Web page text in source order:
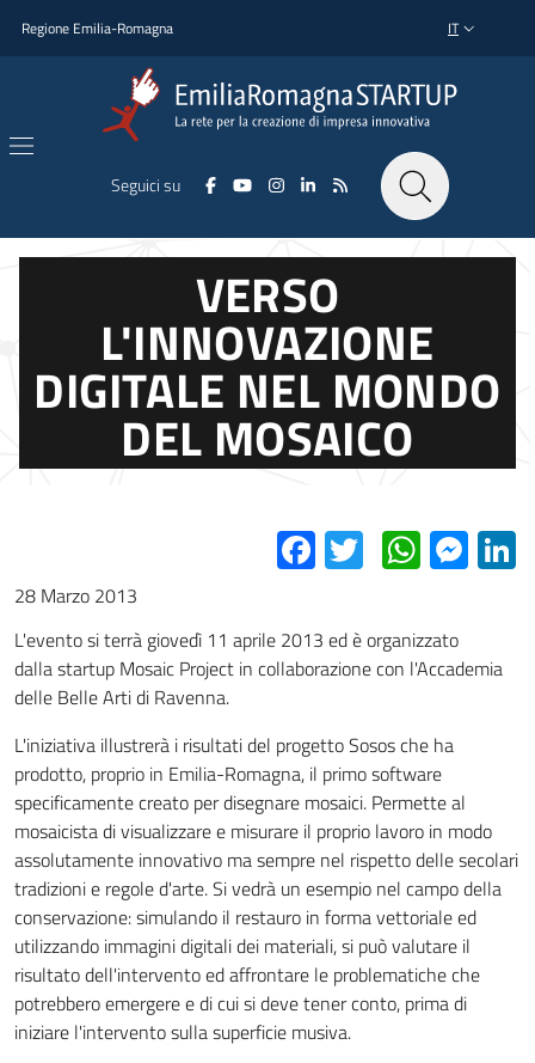
Regione Emilia-Romagna SELETTORE
IT
Seguici su
VERSO
L'INNOVAZIONE
DIGITALE NEL MONDO
DEL MOSAICO
Facebook
Twitter
28 Marzo 2013
L'evento si terrà giovedì 11 aprile 2013 ed è organizzato
dalla startup Mosaic Project in collaborazione con l'Accademia
delle Belle Arti di Ravenna.
L'iniziativa illustrerà i risultati del progetto Sosos che ha
prodotto, proprio in Emilia-Romagna, il primo software
specificamente creato per disegnare mosaici. Permette al
mosaicista di visualizzare e misurare il proprio lavoro in modo
assolutamente innovativo ma sempre nel rispetto delle secolari
tradizioni e regole d'arte. Si vedrà un esempio nel campo della
conservazione: simulando il restauro in forma vettoriale ed
utilizzando immagini digitali dei materiali, si può valutare il
risultato dell'intervento ed affrontare le problematiche che
potrebbero emergere e di cui si deve tener conto, prima di
iniziare l'intervento sulla superficie musiva.